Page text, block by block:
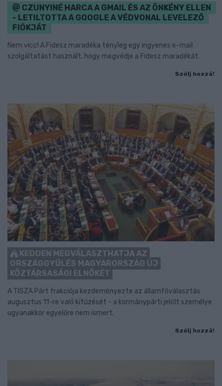
CZUNYINÉ HARCA A GMAIL ÉS AZ ÖNKÉNY ELLEN
- LETILTOTTA A GOOGLE A VÉDVONAL LEVELEZŐ
FIÓKJÁT
Nem vicc! A Fidesz maradéka tényleg egy ingyenes e-mail
szolgáltatást használt, hogy megvédje a Fidesz maradékát.
Szólj hozzá!
KEDDEN MEGVÁLASZTHATJA AZ
ORSZÁGGYŰLÉS MAGYARORSZÁG ÚJ
KÖZTÁRSASÁGI ELNÖKÉT
A TISZA Párt frakciója kezdeményezte az államfőválasztás
augusztus 11-re való kitűzését - a kormánypárti jelölt személye
ugyanakkor egyelőre nem ismert.
Szólj hozzá!